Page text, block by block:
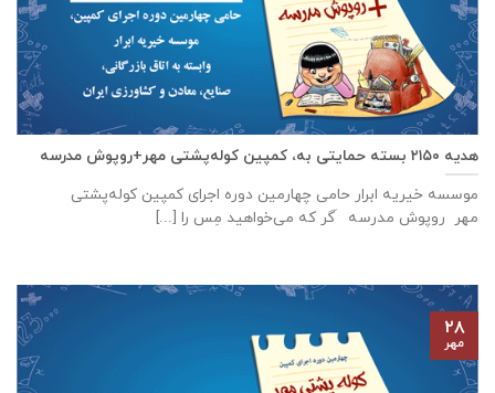
هدیه ۲۱۵۰ بسته حمایتی به، کمپین کوله‌پشتی مهر+روپوش مدرسه
موسسه خیریه ابرار حامی چهارمین دوره اجرای کمپین کوله‌پشتی
مهر روپوش مدرسه َگر که می‌خواهید مِس را [...]
۲۸
مهر